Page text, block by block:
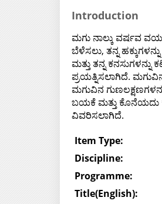
Introduction
ಮಗು ನಾಲ್ಕು ವರ್ಷವ
ಬೆಳೆಸಲು, ತನ್ನ
ಮತ್ತು ತನ್ನ
ಪ್ರಯತ್ನಿಸಲಾಗಿದೆ.
ಮಗುವಿನ
ಬಯಕೆ ಮತ್ತು ಕೊನೆಯದು
ವಿವರಿಸಲಾಗಿದೆ.
Item Type:
Discipline:
Programme:
Title(English):